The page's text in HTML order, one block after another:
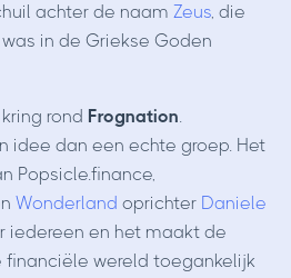
achter de naam Zeus, die
in de Griekse Goden
rond Frognation.
idee dan een echte groep. Het
Popsicle.finance,
Wonderland oprichter Daniele
iedereen en het maakt de
wereld toegankelijk